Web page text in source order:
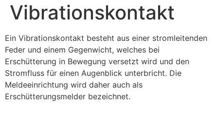
Vibrationskontakt
Ein Vibrationskontakt besteht aus einer stromleitenden
Feder und einem Gegenwicht, welches bei
Erschütterung in Bewegung versetzt wird und den
Stromfluss für einen Augenblick unterbricht. Die
Meldeeinrichtung wird daher auch als
Erschütterungsmelder bezeichnet.